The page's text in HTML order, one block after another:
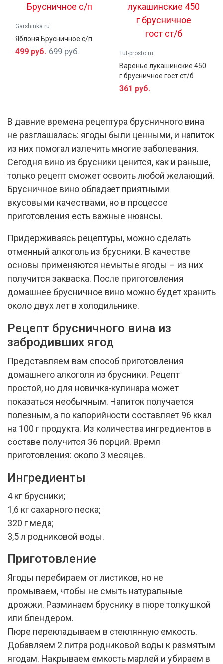
Garshinka.ru
Яблоня Брусничное с/п
499 руб. 699 руб. Tut-prosto.ru
Варенье лукашинские 450
г брусничное гост ст/б
361 руб.
В давние времена рецептура брусничного вина
не разглашалась: ягоды были ценными, и напиток
из них помогал излечить многие заболевания.
Сегодня вино из брусники ценится, как и раньше,
только рецепт сможет освоить любой желающий.
Брусничное вино обладает приятными
вкусовыми качествами, но в процессе
приготовления есть важные нюансы.
Придерживаясь рецептуры, можно сделать
отменный алкоголь из брусники. В качестве
основы применяются немытые ягоды – из них
получится закваска. После приготовления
домашнее брусничное вино можно будет хранить
около двух лет в холодильнике.
Рецепт брусничного вина из
забродивших ягод
Представляем вам способ приготовления
домашнего алкоголя из брусники. Рецепт
простой, но для новичка-кулинара может
показаться необычным. Напиток получается
полезным, а по калорийности составляет 96 ккал
на 100 г продукта. Из количества ингредиентов в
составе получится 36 порций. Время
приготовления: около 3 месяцев.
Ингредиенты
4 кг брусники;
1,6 кг сахарного песка;
320 г меда;
3,5 л родниковой воды.
Приготовление
Ягоды перебираем от листиков, но не
промываем, чтобы не смыть натуральные
дрожжи. Разминаем бруснику в пюре толкушкой
или блендером.
Пюре перекладываем в стеклянную емкость.
Добавляем 2 литра родниковой воды к размятым
ягодам. Накрываем емкость марлей и убираем в